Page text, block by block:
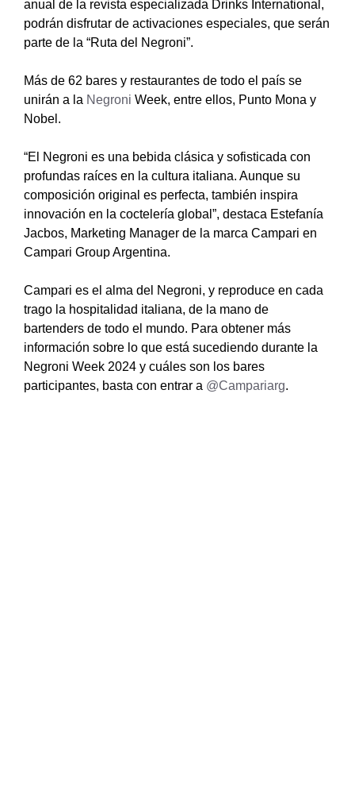
anual de la revista especializada Drinks International,
podrán disfrutar de activaciones especiales, que serán
parte de la “Ruta del Negroni”.
Más de 62 bares y restaurantes de todo el país se
unirán a la Negroni Week, entre ellos, Punto Mona y
Nobel.
“El Negroni es una bebida clásica y sofisticada con
profundas raíces en la cultura italiana. Aunque su
composición original es perfecta, también inspira
innovación en la coctelería global”, destaca Estefanía
Jacbos, Marketing Manager de la marca Campari en
Campari Group Argentina.
Campari es el alma del Negroni, y reproduce en cada
trago la hospitalidad italiana, de la mano de
bartenders de todo el mundo. Para obtener más
información sobre lo que está sucediendo durante la
Negroni Week 2024 y cuáles son los bares
participantes, basta con entrar a @Campariarg.